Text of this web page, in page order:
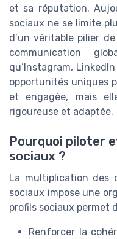
et sa réputation.
sociaux ne se limite
d’un véritable pilier
communication
qu’Instagram,
opportunités uniques
et engagée, mais
rigoureuse et adaptée.
Pourquoi piloter
sociaux ?
La multiplication des
sociaux impose une
profils sociaux permet
Renforcer la